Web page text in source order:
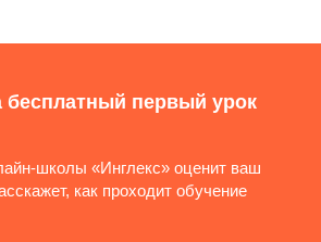
бесплатный первый урок
школы «Инглекс» оценит ваш
как проходит обучение